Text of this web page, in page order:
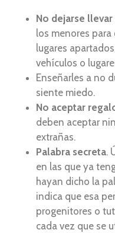
No dejarse
los menores para
lugares
vehículos o
Enseñarles a no
siente miedo.
No aceptar
deben aceptar
extrañas.
Palabra secreta.
en las que ya
hayan dicho la
indica que esa
progenitores o
cada vez que se